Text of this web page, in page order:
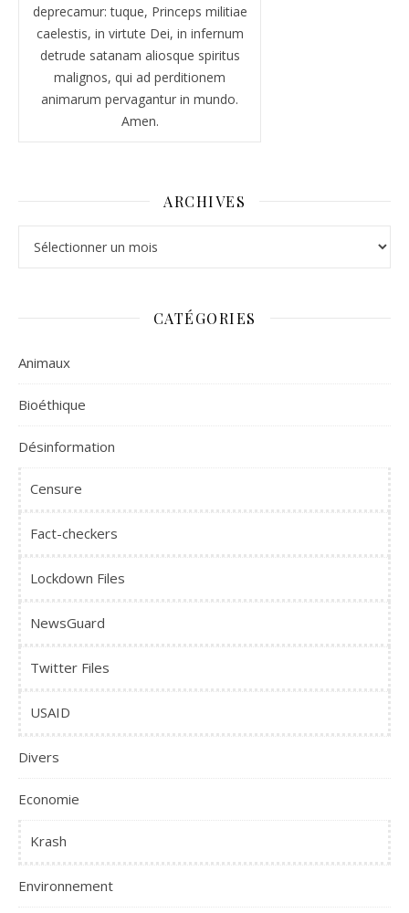
deprecamur: tuque, Princeps militiae
caelestis, in virtute Dei, in infernum
detrude satanam aliosque spiritus
malignos, qui ad perditionem
animarum pervagantur in mundo.
Amen.
ARCHIVES
CATÉGORIES
Animaux
Bioéthique
Désinformation
Censure
Fact-checkers
Lockdown Files
NewsGuard
Twitter Files
USAID
Divers
Economie
Krash
Environnement